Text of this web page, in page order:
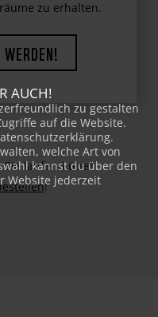
Aussterben zu
Sie laufend über
!
AUCH!
zu gestalten
auf die Website.
welche Art von
kannst du über den
Website jederzeit